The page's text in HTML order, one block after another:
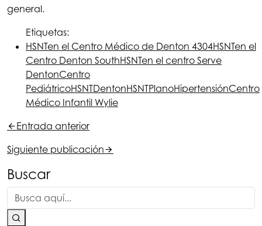
general.
Etiquetas:
HSNTen el Centro Médico de Denton 4304HSNTen el
Centro Denton SouthHSNTen el centro Serve
DentonCentro
PediátricoHSNTDentonHSNTPlanoHipertensiónCentro
Médico Infantil Wylie
Entrada anterior
Siguiente publicación
Buscar